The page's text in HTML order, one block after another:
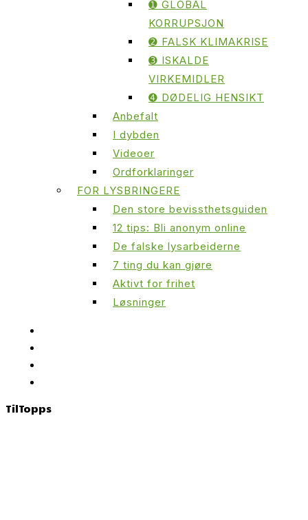
➊ GLOBAL
KORRUPSJON
➋ FALSK KLIMAKRISE
➌ ISKALDE
VIRKEMIDLER
➍ DØDELIG HENSIKT
Anbefalt
I dybden
Videoer
Ordforklaringer
FOR LYSBRINGERE
Den store bevissthetsguiden
12 tips: Bli anonym online
De falske lysarbeiderne
7 ting du kan gjøre
Aktivt for frihet
Løsninger
TilTopps